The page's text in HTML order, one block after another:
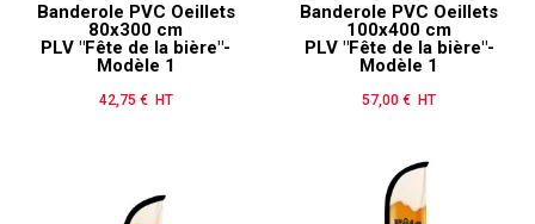
Banderole PVC Oeillets
80x300 cm
PLV "Fête de la bière"-
Modèle 1
Prix
42,75 € HT
Banderole PVC Oeillets
100x400 cm
PLV "Fête de la bière"-
Modèle 1
Prix
57,00 € HT